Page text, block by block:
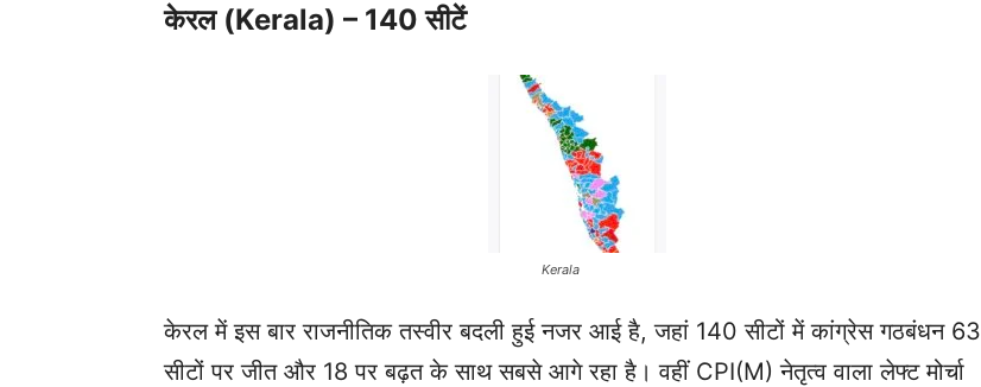
केरल (Kerala) – 140 सीटें
Kerala
केरल में इस बार राजनीतिक तस्वीर बदली हुई नजर आई है, जहां 140 सीटों में कांग्रेस गठबंधन 63
सीटों पर जीत और 18 पर बढ़त के साथ सबसे आगे रहा है। वहीं CPI(M) नेतृत्व वाला लेफ्ट मोर्चा